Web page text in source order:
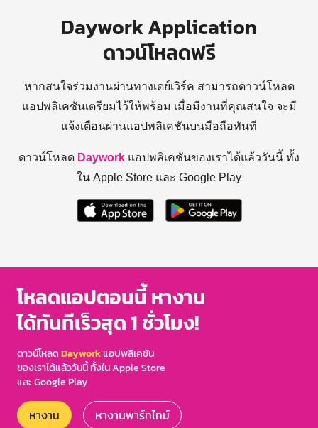
Daywork Application
ดาวน์โหลดฟรี
หากสนใจร่วมงานผ่านทางเดย์เวิร์ค สามารถดาวน์โหลด
แอปพลิเคชันเตรียมไว้ให้พร้อม เมื่อมีงานที่คุณสนใจ จะมี
แจ้งเตือนผ่านแอปพลิเคชันบนมือถือทันที
ดาวน์โหลด Daywork แอปพลิเคชันของเราได้แล้ววันนี้ ทั้ง
ใน Apple Store และ Google Play
โหลดแอปตอนนี้ หางาน
ได้ทันทีเร็วสุด 1 ชั่วโมง!
ดาวน์โหลดDayworkแอปพลิเคชัน
ของเราได้แล้ววันนี้ ทั้งใน Apple Store
และ Google Play
หางาน หางานพาร์ทไทม์